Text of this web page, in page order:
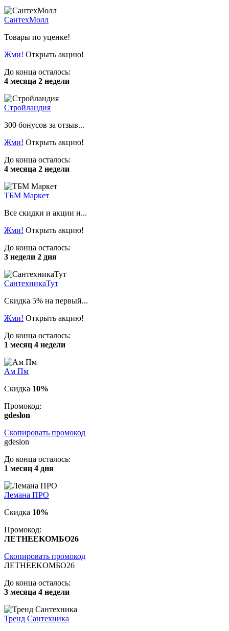
СантехМолл
Товары по уценке!
Жми! Открыть акцию!
До конца осталось:
4 месяца 2 недели
Стройландия
300 бонусов за отзыв...
Жми! Открыть акцию!
До конца осталось:
4 месяца 2 недели
ТБМ Маркет
Все скидки и акции н...
Жми! Открыть акцию!
До конца осталось:
3 недели 2 дня
СантехникаТут
Скидка 5% на первый...
Жми! Открыть акцию!
До конца осталось:
1 месяц 4 недели
Ам Пм
Скидка 10%
Промокод:
gdeslon
Скопировать промокод
gdeslon
До конца осталось:
1 месяц 4 дня
Лемана ПРО
Скидка 10%
Промокод:
ЛETHEEKOМБO26
Скопировать промокод
ЛETHEEKOМБO26
До конца осталось:
3 месяца 4 недели
Тренд Сантехника